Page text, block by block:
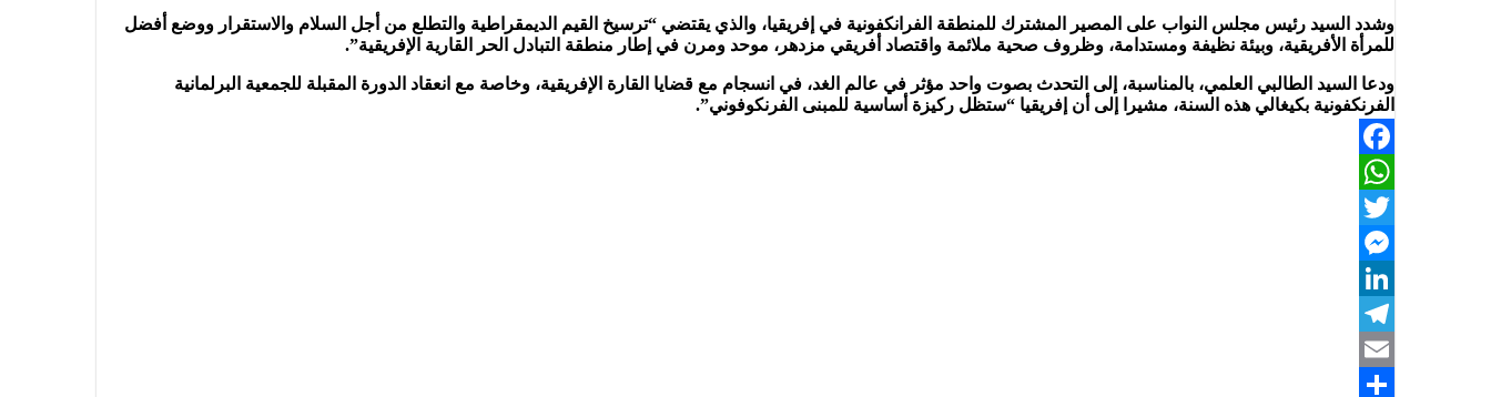
وشدد السيد رئيس مجلس النواب على المصير المشترك للمنطقة الفرانكفونية في إفريقيا، والذي يقتضي “ترسيخ القيم الديمقراطية والتطلع من أجل السلام والاستقرار ووضع أفضل
للمرأة الأفريقية، وبيئة نظيفة ومستدامة، وظروف صحية ملائمة واقتصاد أفريقي مزدهر، موحد ومرن في إطار منطقة التبادل الحر القارية الإفريقية”.
ودعا السيد الطالبي العلمي، بالمناسبة، إلى التحدث بصوت واحد مؤثر في عالم الغد، في انسجام مع قضايا القارة الإفريقية، وخاصة مع انعقاد الدورة المقبلة للجمعية البرلمانية
الفرنكفونية بكيغالي هذه السنة، مشيرا إلى أن إفريقيا “ستظل ركيزة أساسية للمبنى الفرنكوفوني”.
Facebook
WhatsApp
Twitter
Messenger
LinkedIn
Telegram
Email